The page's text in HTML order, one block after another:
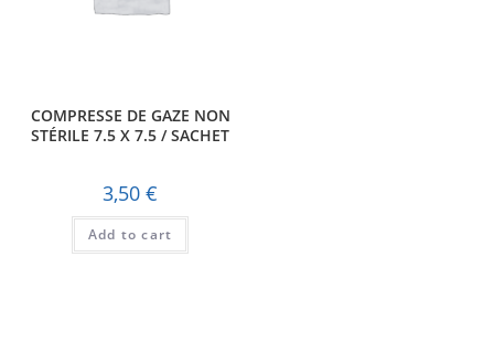
COMPRESSE DE GAZE NON
STÉRILE 7.5 X 7.5 / SACHET
3,50€
Add to cart